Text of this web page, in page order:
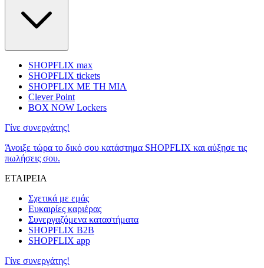
SHOPFLIX max
SHOPFLIX tickets
SHOPFLIX ΜΕ ΤΗ ΜΙΑ
Clever Point
BOX NOW Lockers
Γίνε συνεργάτης!
Άνοιξε τώρα το δικό σου κατάστημα SHOPFLIX και αύξησε τις
πωλήσεις σου.
ΕΤΑΙΡΕΙΑ
Σχετικά με εμάς
Ευκαιρίες καριέρας
Συνεργαζόμενα καταστήματα
SHOPFLIX B2B
SHOPFLIX app
Γίνε συνεργάτης!